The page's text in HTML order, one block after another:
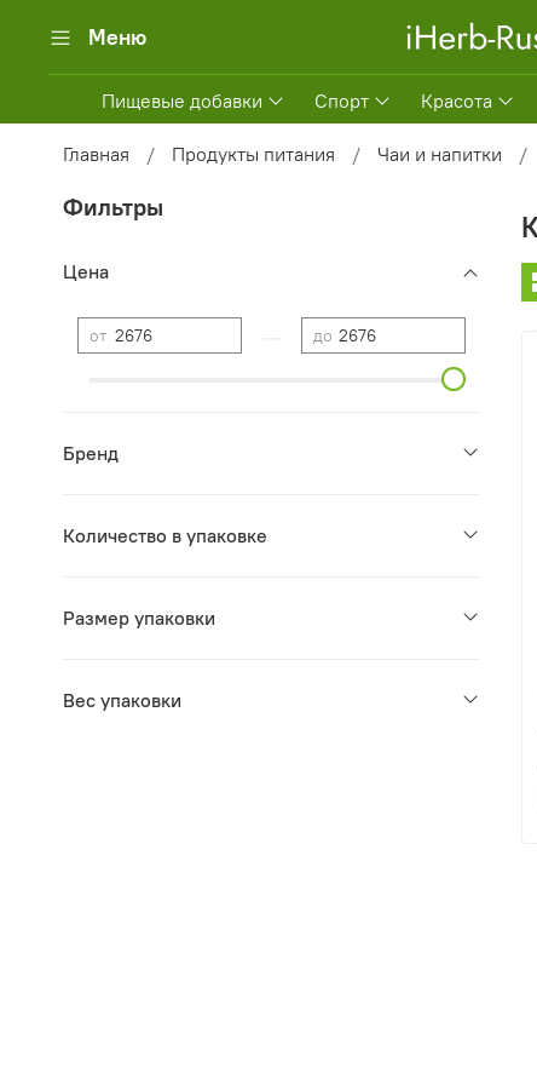
Меню
Пищевые добавки Спорт Красота
Главная Продукты питания Чаи и напитки
Фильтры
Цена
от до
Бренд
Количество в упаковке
Размер упаковки
Вес упаковки